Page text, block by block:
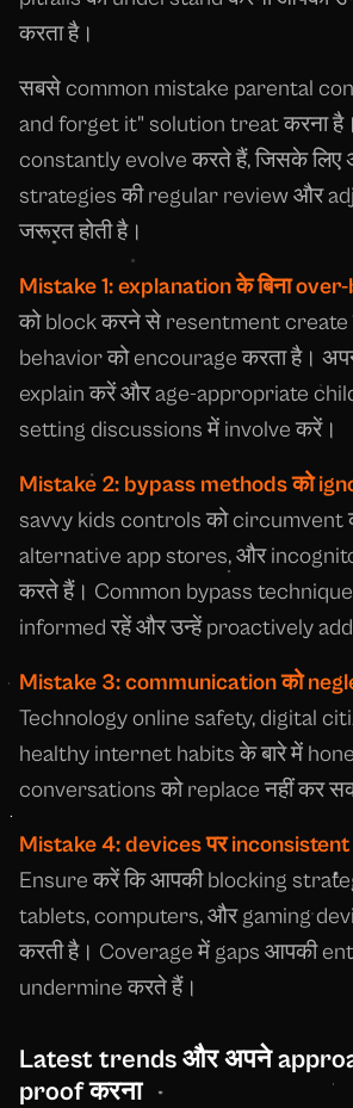
करता है।
सबसे common mistake parental
and forget it" solution treat करना
constantly evolve करते हैं, जिसके लिए
strategies की regular review और
जरूरत होती है।
Mistake 1: explanation के बिना
को block करने से resentment create
behavior को encourage करता है।
explain करें और age-appropriate
setting discussions में involve करें।
Mistake 2: bypass methods को
savvy kids controls को circumvent
alternative app stores, और
करते हैं। Common bypass
informed रहें और उन्हें proactively
Mistake 3: communication को
Technology online safety, digital
healthy internet habits के बारे में
conversations को replace नहीं कर
Mistake 4: devices पर
Ensure करें कि आपकी blocking
tablets, computers, और gaming
करती है। Coverage में gaps आपकी
undermine करते हैं।
Latest trends और अपने
proof करना